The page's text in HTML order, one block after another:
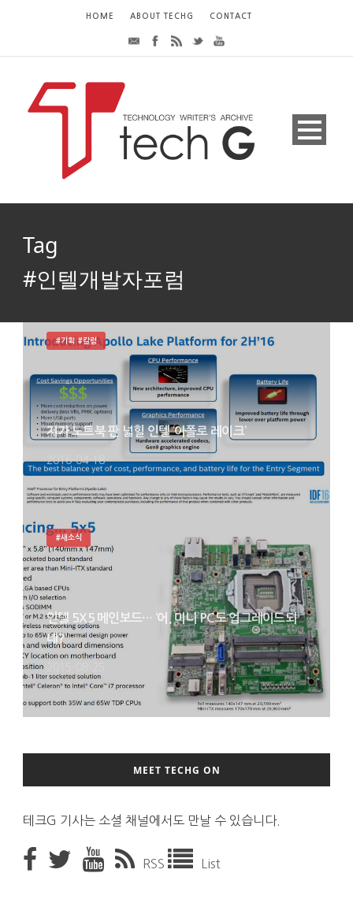
HOME ABOUT TECHG CONTACT
Tag
#인텔개발자포럼
저가 노트북 판 넓힐 인텔 ‘아폴로 레이크’
2016-04-18
#기획 #칼럼
인텔 5X5 메인보드… ‘어, 미니 PC도 업그레이드되
네?’
#새소식
MEET TECHG ON
테크G 기사는 소셜 채널에서도 만날 수 있습니다.
RSS List